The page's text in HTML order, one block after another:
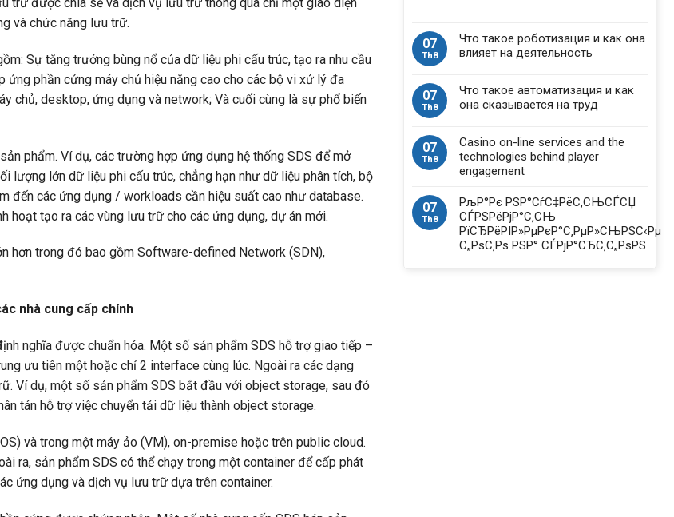
và chức năng lưu trữ.
Sự tăng trưởng bùng nổ của dữ liệu phi cấu trúc, tạo ra nhu cầu
phần cứng máy chủ hiệu năng cao cho các bộ vi xử lý đa
chủ, desktop, ứng dụng và network; Và cuối cùng là sự phổ biến
phẩm. Ví dụ, các trường hợp ứng dụng hệ thống SDS để mở
lớn dữ liệu phi cấu trúc, chẳng hạn như dữ liệu phân tích, bộ
đến các ứng dụng / workloads cần hiệu suất cao như database.
hoạt tạo ra các vùng lưu trữ cho các ứng dụng, dự án mới.
hơn trong đó bao gồm Software-defined Network (SDN),
nhà cung cấp chính
nghĩa được chuẩn hóa. Một số sản phẩm SDS hỗ trợ giao tiếp –
ưu tiên một hoặc chỉ 2 interface cùng lúc. Ngoài ra các dạng
Ví dụ, một số sản phẩm SDS bắt đầu với object storage, sau đó
tán hỗ trợ việc chuyển tải dữ liệu thành object storage.
và trong một máy ảo (VM), on-premise hoặc trên public cloud.
ra, sản phẩm SDS có thể chạy trong một container để cấp phát
ứng dụng và dịch vụ lưu trữ dựa trên container.
07
Th8
Что такое роботизация и как она
влияет на деятельность
07
Th8
Что такое автоматизация и как
она сказывается на труд
07
Th8
Casino on-line services and the
technologies behind player
engagement
07
Th8
РљР°Рє РЅР°СѓС‡РёС‚СЊСЃСЏ
СЃРЅРёРјР°С‚СЊ
РїСЂРёРІР»РµРєР°С‚РµР»СЊРЅС‹Рµ
С„РѕС‚Рѕ РЅР° СЃРјР°СЂС‚С„РѕРЅ